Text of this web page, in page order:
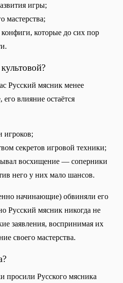
игры;
мастерства;
которые до сих пор
Русский мясник менее
его влияние остаётся
игроков;
секретов игровой техники;
восхищение — соперники
него у них мало шансов.
начинающие) обвиняли его
Русский мясник никогда не
заявления, воспринимая их
своего мастерства.
просили Русского мясника